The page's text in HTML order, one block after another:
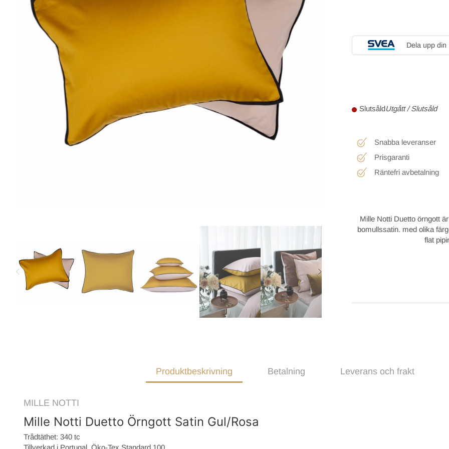
Dela upp
Utgått / Slutsåld
Snabba leveranser
Prisgaranti
Räntefri avbetalning
Mille Notti Duetto örngott
bomullssatin. med olika
flat
Produktbeskrivning
MILLE NOTTI
Mille Notti Duetto Örngott Satin Gul/Rosa
Trådtäthet: 340 tc
Tillverkad i Portugal. Öko-Tex Standard 100
Betalning Leverans och frakt